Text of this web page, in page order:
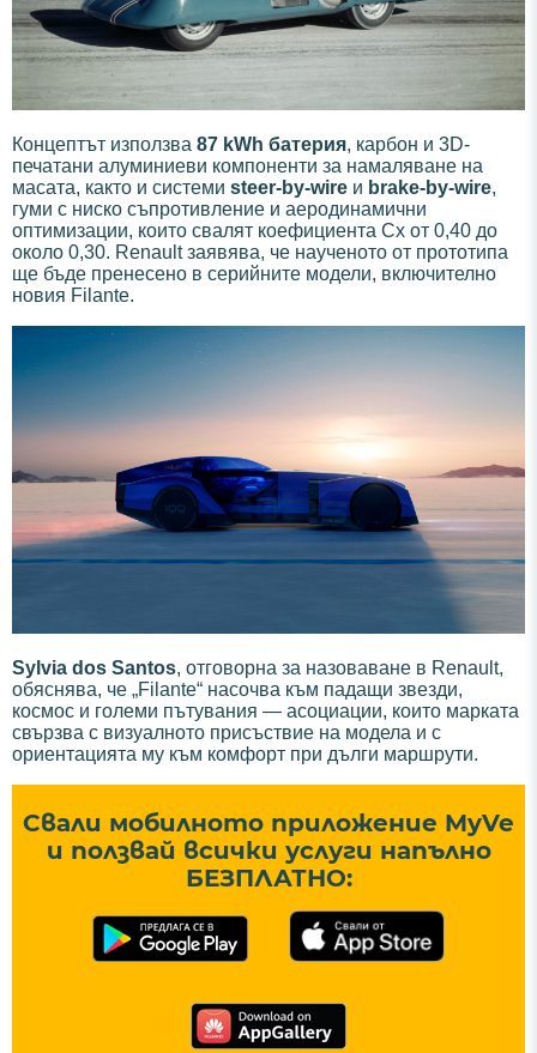
Концептът използва 87 kWh батерия, карбон и 3D-
печатани алуминиеви компоненти за намаляване на
масата, както и системи steer-by-wire и brake-by-wire,
гуми с ниско съпротивление и аеродинамични
оптимизации, които свалят коефициента Cx от 0,40 до
около 0,30. Renault заявява, че наученото от прототипа
ще бъде пренесено в серийните модели, включително
новия Filante.
Sylvia dos Santos, отговорна за назоваване в Renault,
обяснява, че „Filante“ насочва към падащи звезди,
космос и големи пътувания — асоциации, които марката
свързва с визуалното присъствие на модела и с
ориентацията му към комфорт при дълги маршрути.
Свали мобилното приложение MyVe
и ползвай всички услуги напълно
БЕЗПЛАТНО: